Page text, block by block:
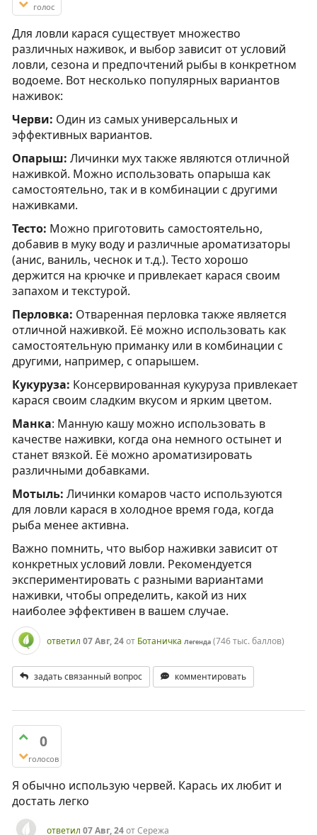
голос
Для ловли карася существует множество
различных наживок, и выбор зависит от условий
ловли, сезона и предпочтений рыбы в конкретном
водоеме. Вот несколько популярных вариантов
наживок:
Черви: Один из самых универсальных и
эффективных вариантов.
Опарыш: Личинки мух также являются отличной
наживкой. Можно использовать опарыша как
самостоятельно, так и в комбинации с другими
наживками.
Тесто: Можно приготовить самостоятельно,
добавив в муку воду и различные ароматизаторы
(анис, ваниль, чеснок и т.д.). Тесто хорошо
держится на крючке и привлекает карася своим
запахом и текстурой.
Перловка: Отваренная перловка также является
отличной наживкой. Её можно использовать как
самостоятельную приманку или в комбинации с
другими, например, с опарышем.
Кукуруза: Консервированная кукуруза привлекает
карася своим сладким вкусом и ярким цветом.
Манка: Манную кашу можно использовать в
качестве наживки, когда она немного остынет и
станет вязкой. Её можно ароматизировать
различными добавками.
Мотыль: Личинки комаров часто используются
для ловли карася в холодное время года, когда
рыба менее активна.
Важно помнить, что выбор наживки зависит от
конкретных условий ловли. Рекомендуется
экспериментировать с разными вариантами
наживки, чтобы определить, какой из них
наиболее эффективен в вашем случае.
ответил 07 Авг, 24от Ботаничка Легенда (746 тыс.баллов)
задать связанный вопрос комментировать
0
голосов
Я обычно использую червей. Карась их любит и
достать легко
ответил 07 Авг, 24отСережа